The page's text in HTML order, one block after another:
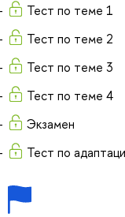
Тест по теме 1
Тест по теме 2
Тест по теме 3
Тест по теме 4
Экзамен
Тест по